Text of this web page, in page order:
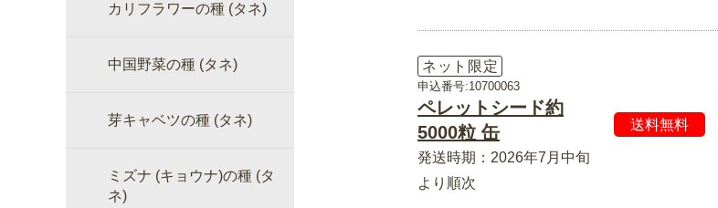
カリフラワーの種 (タネ)
中国野菜の種 (タネ)
芽キャベツの種 (タネ)
ミズナ (キョウナ)の種 (タ
ネ)
ネット限定
申込番号:10700063
ペレットシード約
5000粒 缶
発送時期：2026年7月中旬
より順次
送料無料